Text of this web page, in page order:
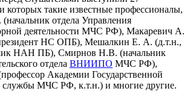
которых такие известные профессионалы,
отдела Управления
деятельности МЧС РФ), Макаревич А.
НС ОПБ), Мешалкин Е. А. (д.т.н.,
НАН ПБ), Смирнов Н.В. (начальник
отдела ВНИИПО МЧС РФ),
Академии Государственной
службы МЧС РФ, к.т.н.) и многие другие.